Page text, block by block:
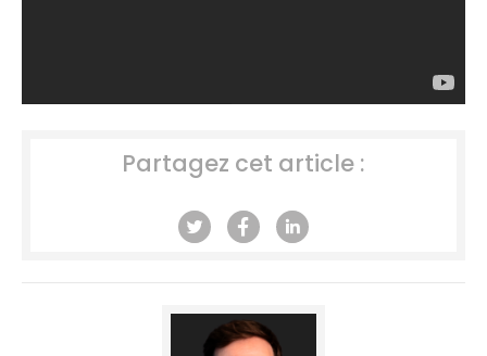
Partagez cet article :